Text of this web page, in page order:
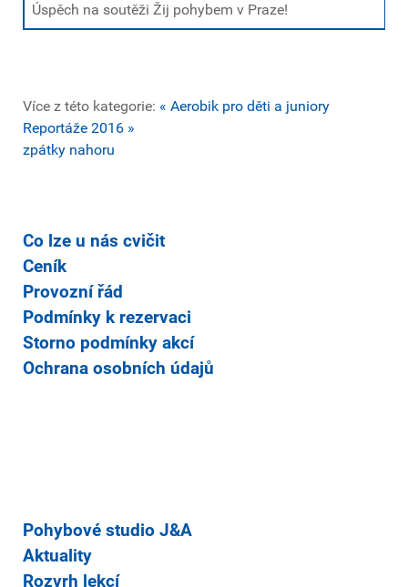
Úspěch na soutěži Žij pohybem v Praze!
Více z této kategorie: « Aerobik pro děti a juniory
Reportáže 2016 »
zpátky nahoru
Co lze u nás cvičit
Ceník
Provozní řád
Podmínky k rezervaci
Storno podmínky akcí
Ochrana osobních údajů
Pohybové studio J&A
Aktuality
Rozvrh lekcí